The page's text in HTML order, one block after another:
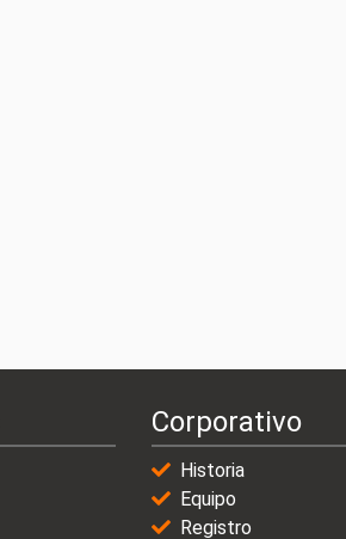
Corporativo
Historia
Equipo
Registro